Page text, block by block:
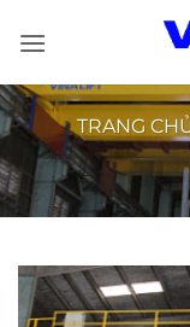
qua
dung
TRANG